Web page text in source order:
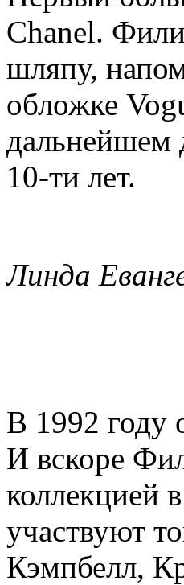
Chanel.
шляпу,
обложке
дальнейшем
10-ти лет.
Линда
В 1992 году
И вскоре
коллекцией
участвуют
Кэмпбелл,